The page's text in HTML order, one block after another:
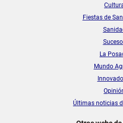
Fiestas de
La
Mundo
Últimas noticias